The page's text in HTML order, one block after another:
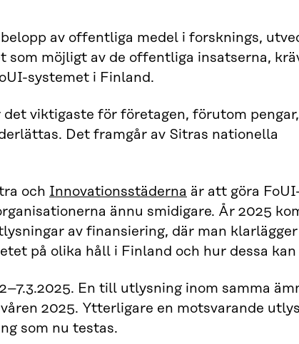
av offentliga medel i forsknings,
som möjligt av de offentliga insatserna,
systemet i Finland.
viktigaste för företagen, förutom
Det framgår av Sitras nationella
och Innovationsstäderna är att göra
ännu smidigare. År 2025
av finansiering, där man klarlägger
på olika håll i Finland och hur dessa kan
En till utlysning inom samma
2025. Ytterligare en motsvarande
som nu testas.